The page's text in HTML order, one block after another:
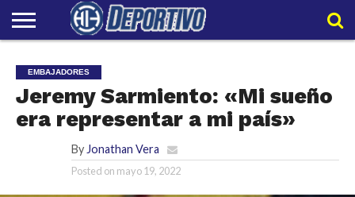
NACIONAL
INTERNACIONAL
EMBAJADORES
POLIDEPORTIVO
POLÍTICAS
DE
CONTACTO
HIT
EQUIPO
HIT
EMBAJADORES
Jeremy Sarmiento: «Mi sueño
era representar a mi país»
By Jonathan Vera
Posted on mayo 19, 2022